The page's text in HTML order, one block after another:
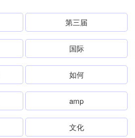
第三届
国际
如何
amp
文化